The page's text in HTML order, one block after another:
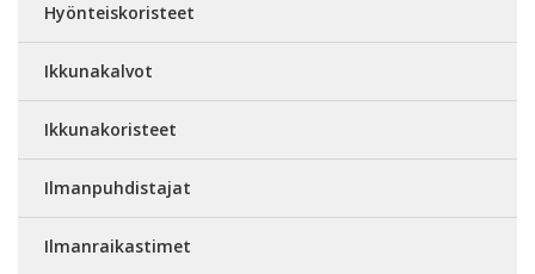
Hyönteiskoristeet
Ikkunakalvot
Ikkunakoristeet
Ilmanpuhdistajat
Ilmanraikastimet